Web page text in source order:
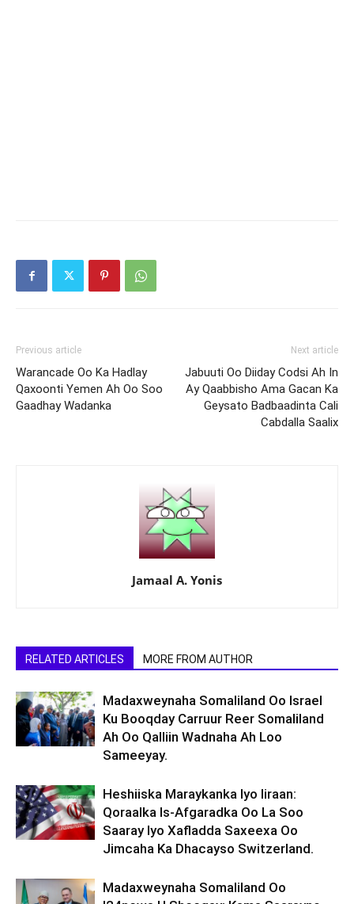
Previous article
Warancade Oo Ka Hadlay
Qaxoonti Yemen Ah Oo Soo
Gaadhay Wadanka
Next article
Jabuuti Oo Diiday Codsi Ah In
Ay Qaabbisho Ama Gacan Ka
Geysato Badbaadinta Cali
Cabdalla Saalix
Jamaal A. Yonis
RELATED ARTICLES MORE FROM AUTHOR
Madaxweynaha Somaliland Oo Israel
Ku Booqday Carruur Reer Somaliland
Ah Oo Qalliin Wadnaha Ah Loo
Sameeyay.
Heshiiska Maraykanka Iyo Iiraan:
Qoraalka Is-Afgaradka Oo La Soo
Saaray Iyo Xafladda Saxeexa Oo
Jimcaha Ka Dhacayso Switzerland.
Madaxweynaha Somaliland Oo